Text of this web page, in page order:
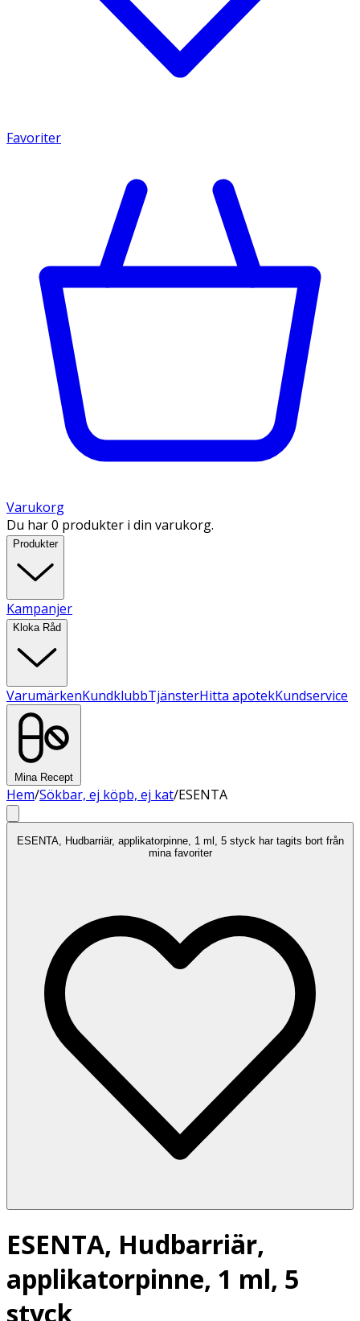
Favoriter
Varukorg
Du har 0 produkter i din varukorg.
Produkter
Kampanjer
Kloka Råd
VarumärkenKundklubbTjänsterHitta apotekKundservice
Mina Recept
Hem/Sökbar, ej köpb, ej kat/ESENTA
ESENTA, Hudbarriär, applikatorpinne, 1 ml, 5 styck har tagits bort från
mina favoriter
ESENTA, Hudbarriär,
applikatorpinne, 1 ml, 5
styck